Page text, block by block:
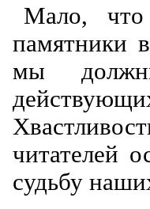
Мало, что
памятники
мы
читателей
судьбу